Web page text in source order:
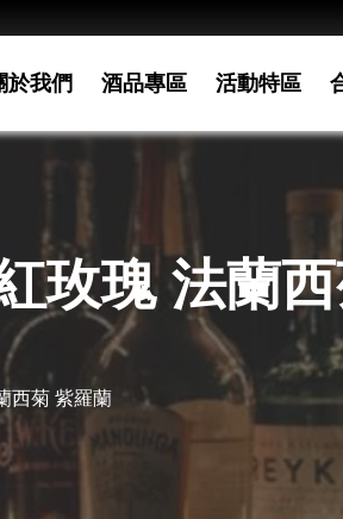
於我們 酒品專區 活動特區
玫瑰 法蘭
西菊 紫羅蘭